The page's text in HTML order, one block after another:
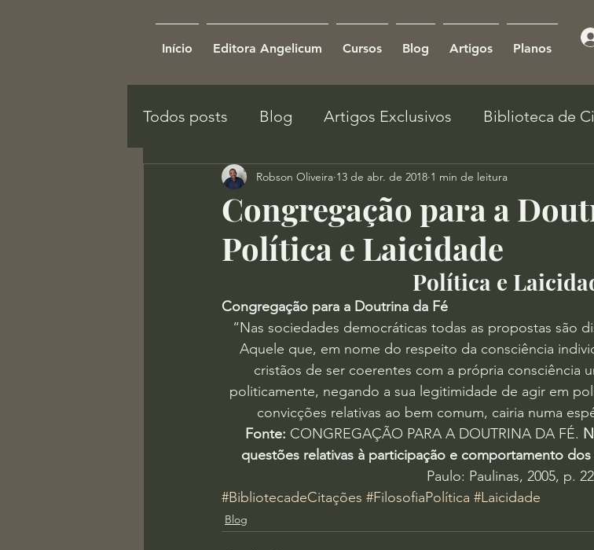
Início Editora Angelicum Cursos Blog Artigos Planos
Todos posts Blog Artigos Exclusivos Biblioteca de
Congregação para a
Política e Laicidade
Robson Oliveira 13 de abr. de 2018 1 min de leitura
Política e
Congregação para a Doutrina da Fé
“Nas sociedades democráticas todas as propostas são
Aquele que, em nome do respeito da consciência
cristãos de ser coerentes com a própria consciência
politicamente, negando a sua legitimidade de agir em
convicções relativas ao bem comum, cairia numa
Fonte: CONGREGAÇÃO PARA A DOUTRINA DA FÉ.
questões relativas à participação e comportamento
Paulo: Paulinas, 2005, p.
#BibliotecadeCitações #FilosofiaPolítica #Laicidade
Blog